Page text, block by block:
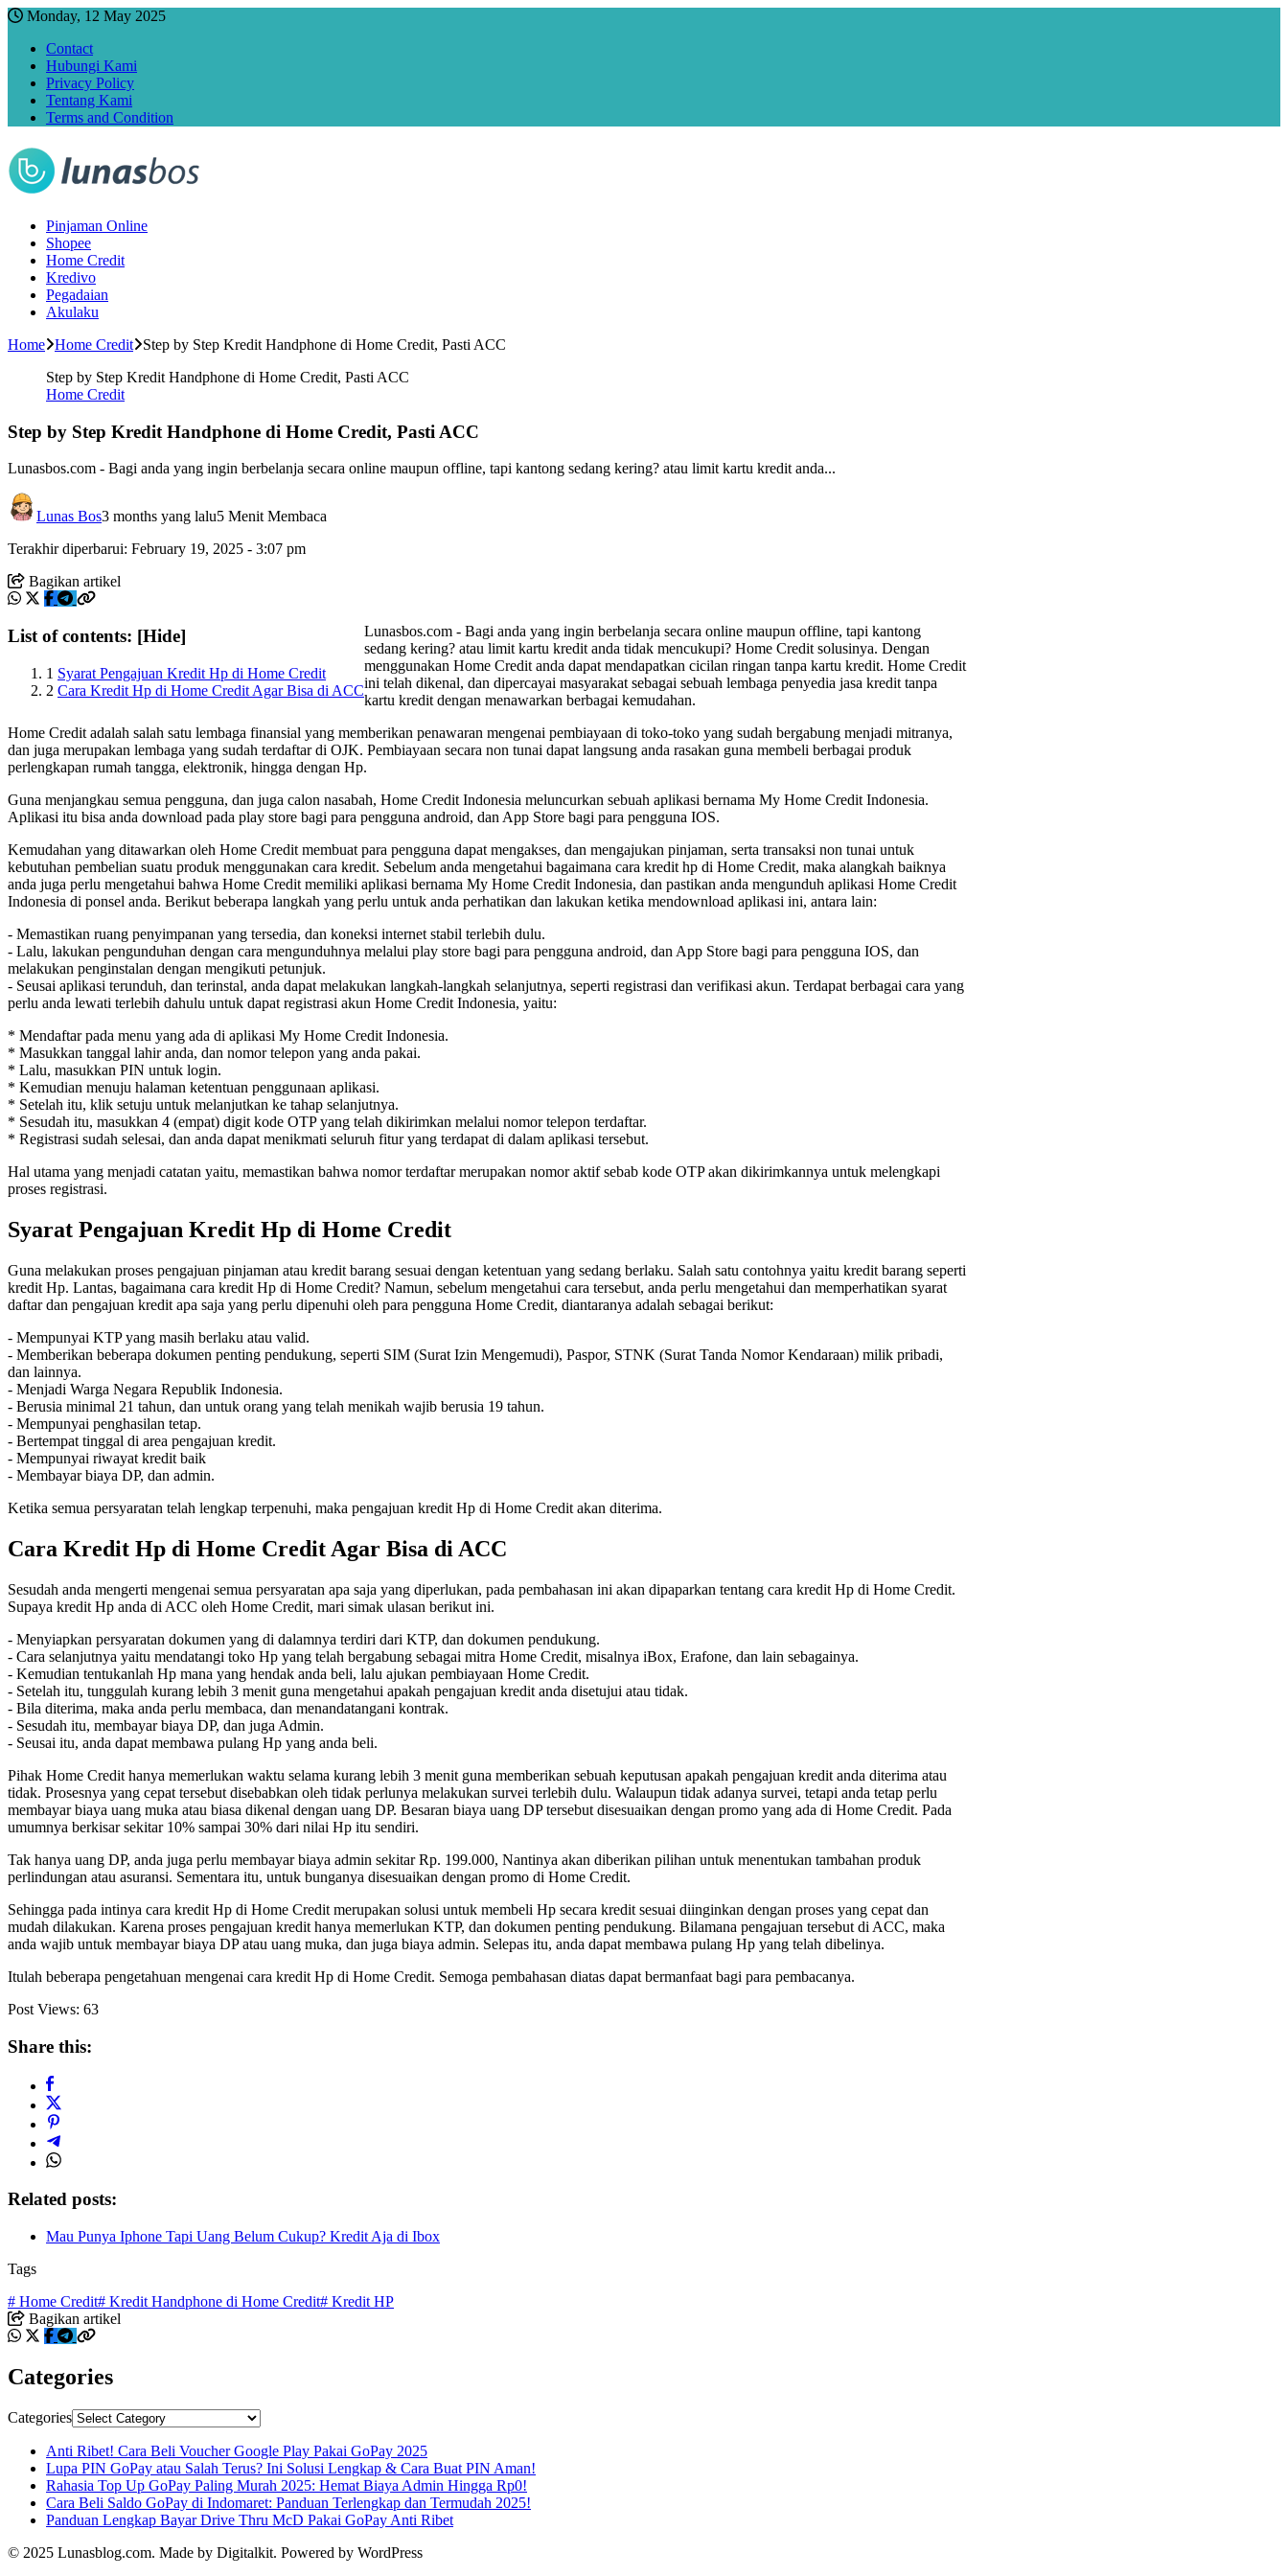
Monday, 12 May 2025
Contact
Hubungi Kami
Privacy Policy
Tentang Kami
Terms and Condition
Pinjaman Online
Shopee
Home Credit
Kredivo
Pegadaian
Akulaku
Home Home Credit
Step by Step Kredit Handphone di Home Credit, Pasti ACC
Step by Step Kredit Handphone di Home Credit, Pasti ACC
Home Credit
Step by Step Kredit Handphone di Home Credit, Pasti ACC
Lunasbos.com - Bagi anda yang ingin berbelanja secara online maupun offline, tapi kantong sedang kering? atau limit kartu kredit anda...
Lunas Bos3 months yang lalu5 Menit Membaca
Terakhir diperbarui: February 19, 2025 - 3:07 pm
Bagikan artikel
List of contents: [Hide]
1 Syarat Pengajuan Kredit Hp di Home Credit
2 Cara Kredit Hp di Home Credit Agar Bisa di ACC
Lunasbos.com - Bagi anda yang ingin berbelanja secara online maupun offline, tapi kantong
sedang kering? atau limit kartu kredit anda tidak mencukupi? Home Credit solusinya. Dengan
menggunakan Home Credit anda dapat mendapatkan cicilan ringan tanpa kartu kredit. Home Credit
ini telah dikenal, dan dipercayai masyarakat sebagai sebuah lembaga penyedia jasa kredit tanpa
kartu kredit dengan menawarkan berbagai kemudahan.
Home Credit adalah salah satu lembaga finansial yang memberikan penawaran mengenai pembiayaan di toko-toko yang sudah bergabung menjadi mitranya,
dan juga merupakan lembaga yang sudah terdaftar di OJK. Pembiayaan secara non tunai dapat langsung anda rasakan guna membeli berbagai produk
perlengkapan rumah tangga, elektronik, hingga dengan Hp.
Guna menjangkau semua pengguna, dan juga calon nasabah, Home Credit Indonesia meluncurkan sebuah aplikasi bernama My Home Credit Indonesia.
Aplikasi itu bisa anda download pada play store bagi para pengguna android, dan App Store bagi para pengguna IOS.
Kemudahan yang ditawarkan oleh Home Credit membuat para pengguna dapat mengakses, dan mengajukan pinjaman, serta transaksi non tunai untuk
kebutuhan pembelian suatu produk menggunakan cara kredit. Sebelum anda mengetahui bagaimana cara kredit hp di Home Credit, maka alangkah baiknya
anda juga perlu mengetahui bahwa Home Credit memiliki aplikasi bernama My Home Credit Indonesia, dan pastikan anda mengunduh aplikasi Home Credit
Indonesia di ponsel anda. Berikut beberapa langkah yang perlu untuk anda perhatikan dan lakukan ketika mendownload aplikasi ini, antara lain:
- Memastikan ruang penyimpanan yang tersedia, dan koneksi internet stabil terlebih dulu.
- Lalu, lakukan pengunduhan dengan cara mengunduhnya melalui play store bagi para pengguna android, dan App Store bagi para pengguna IOS, dan
melakukan penginstalan dengan mengikuti petunjuk.
- Seusai aplikasi terunduh, dan terinstal, anda dapat melakukan langkah-langkah selanjutnya, seperti registrasi dan verifikasi akun. Terdapat berbagai cara yang
perlu anda lewati terlebih dahulu untuk dapat registrasi akun Home Credit Indonesia, yaitu:
* Mendaftar pada menu yang ada di aplikasi My Home Credit Indonesia.
* Masukkan tanggal lahir anda, dan nomor telepon yang anda pakai.
* Lalu, masukkan PIN untuk login.
* Kemudian menuju halaman ketentuan penggunaan aplikasi.
* Setelah itu, klik setuju untuk melanjutkan ke tahap selanjutnya.
* Sesudah itu, masukkan 4 (empat) digit kode OTP yang telah dikirimkan melalui nomor telepon terdaftar.
* Registrasi sudah selesai, dan anda dapat menikmati seluruh fitur yang terdapat di dalam aplikasi tersebut.
Hal utama yang menjadi catatan yaitu, memastikan bahwa nomor terdaftar merupakan nomor aktif sebab kode OTP akan dikirimkannya untuk melengkapi
proses registrasi.
Syarat Pengajuan Kredit Hp di Home Credit
Guna melakukan proses pengajuan pinjaman atau kredit barang sesuai dengan ketentuan yang sedang berlaku. Salah satu contohnya yaitu kredit barang seperti
kredit Hp. Lantas, bagaimana cara kredit Hp di Home Credit? Namun, sebelum mengetahui cara tersebut, anda perlu mengetahui dan memperhatikan syarat
daftar dan pengajuan kredit apa saja yang perlu dipenuhi oleh para pengguna Home Credit, diantaranya adalah sebagai berikut:
- Mempunyai KTP yang masih berlaku atau valid.
- Memberikan beberapa dokumen penting pendukung, seperti SIM (Surat Izin Mengemudi), Paspor, STNK (Surat Tanda Nomor Kendaraan) milik pribadi,
dan lainnya.
- Menjadi Warga Negara Republik Indonesia.
- Berusia minimal 21 tahun, dan untuk orang yang telah menikah wajib berusia 19 tahun.
- Mempunyai penghasilan tetap.
- Bertempat tinggal di area pengajuan kredit.
- Mempunyai riwayat kredit baik
- Membayar biaya DP, dan admin.
Ketika semua persyaratan telah lengkap terpenuhi, maka pengajuan kredit Hp di Home Credit akan diterima.
Cara Kredit Hp di Home Credit Agar Bisa di ACC
Sesudah anda mengerti mengenai semua persyaratan apa saja yang diperlukan, pada pembahasan ini akan dipaparkan tentang cara kredit Hp di Home Credit.
Supaya kredit Hp anda di ACC oleh Home Credit, mari simak ulasan berikut ini.
- Menyiapkan persyaratan dokumen yang di dalamnya terdiri dari KTP, dan dokumen pendukung.
- Cara selanjutnya yaitu mendatangi toko Hp yang telah bergabung sebagai mitra Home Credit, misalnya iBox, Erafone, dan lain sebagainya.
- Kemudian tentukanlah Hp mana yang hendak anda beli, lalu ajukan pembiayaan Home Credit.
- Setelah itu, tunggulah kurang lebih 3 menit guna mengetahui apakah pengajuan kredit anda disetujui atau tidak.
- Bila diterima, maka anda perlu membaca, dan menandatangani kontrak.
- Sesudah itu, membayar biaya DP, dan juga Admin.
- Seusai itu, anda dapat membawa pulang Hp yang anda beli.
Pihak Home Credit hanya memerlukan waktu selama kurang lebih 3 menit guna memberikan sebuah keputusan apakah pengajuan kredit anda diterima atau
tidak. Prosesnya yang cepat tersebut disebabkan oleh tidak perlunya melakukan survei terlebih dulu. Walaupun tidak adanya survei, tetapi anda tetap perlu
membayar biaya uang muka atau biasa dikenal dengan uang DP. Besaran biaya uang DP tersebut disesuaikan dengan promo yang ada di Home Credit. Pada
umumnya berkisar sekitar 10% sampai 30% dari nilai Hp itu sendiri.
Tak hanya uang DP, anda juga perlu membayar biaya admin sekitar Rp. 199.000, Nantinya akan diberikan pilihan untuk menentukan tambahan produk
perlindungan atau asuransi. Sementara itu, untuk bunganya disesuaikan dengan promo di Home Credit.
Sehingga pada intinya cara kredit Hp di Home Credit merupakan solusi untuk membeli Hp secara kredit sesuai diinginkan dengan proses yang cepat dan
mudah dilakukan. Karena proses pengajuan kredit hanya memerlukan KTP, dan dokumen penting pendukung. Bilamana pengajuan tersebut di ACC, maka
anda wajib untuk membayar biaya DP atau uang muka, dan juga biaya admin. Selepas itu, anda dapat membawa pulang Hp yang telah dibelinya.
Itulah beberapa pengetahuan mengenai cara kredit Hp di Home Credit. Semoga pembahasan diatas dapat bermanfaat bagi para pembacanya.
Post Views: 63
Share this:
Related posts:
Mau Punya Iphone Tapi Uang Belum Cukup? Kredit Aja di Ibox
Tags
# Home Credit# Kredit Handphone di Home Credit# Kredit HP
Bagikan artikel
Categories
Categories
Anti Ribet! Cara Beli Voucher Google Play Pakai GoPay 2025
Lupa PIN GoPay atau Salah Terus? Ini Solusi Lengkap & Cara Buat PIN Aman!
Rahasia Top Up GoPay Paling Murah 2025: Hemat Biaya Admin Hingga Rp0!
Cara Beli Saldo GoPay di Indomaret: Panduan Terlengkap dan Termudah 2025!
Panduan Lengkap Bayar Drive Thru McD Pakai GoPay Anti Ribet
© 2025 Lunasblog.com. Made by Digitalkit. Powered by WordPress